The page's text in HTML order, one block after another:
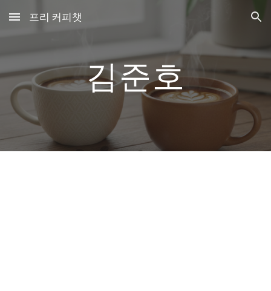
Skip to main content Skip to navigation
프리 커피챗
김준호